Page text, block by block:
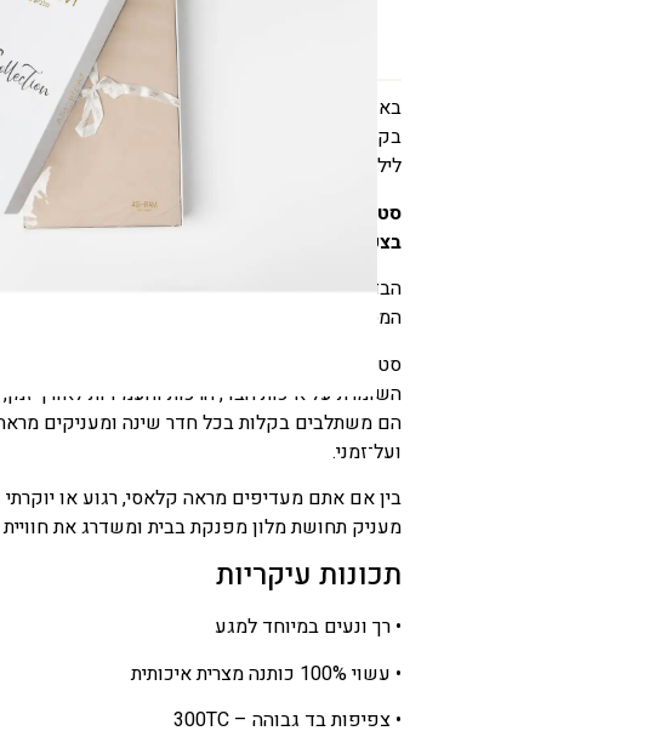
טווח
מחירים:
עד
המחיר
הנוכחי
הוא
₪558
–
₪600
טווח
מחירים:
⁦₪558⁩
עד
באשרם אנו מציעים קולקציית מצעים מפנקת, רכה
בקפידה כדי להעניק תחושת נוחות מושלמת וחוויית
לילה.
סט מצעי כותנה מצרית אנדראה– קפה עשוי
בצפיפות 300 חוטים (300TC)
הבד הנושם והטבעי של
המסייעת לשינה עמוקה, רגועה ונעימה.
סט מצעי כותנה מצרית אנדראה – קפה מיוצרים
השומרת על איכות הבד, הרכות והעמידות לאורך
הם משתלבים בקלות בכל חדר שינה ומעניקים
ועל־זמני.
בין אם אתם מעדיפים מראה קלאסי, רגוע או
מעניק תחושת מלון מפנקת בבית ומשדרג את
תכונות עיקריות
• רך ונעים במיוחד למגע
• עשוי 100% כותנה מצרית איכותית
• צפיפות בד גבוהה – 300TC